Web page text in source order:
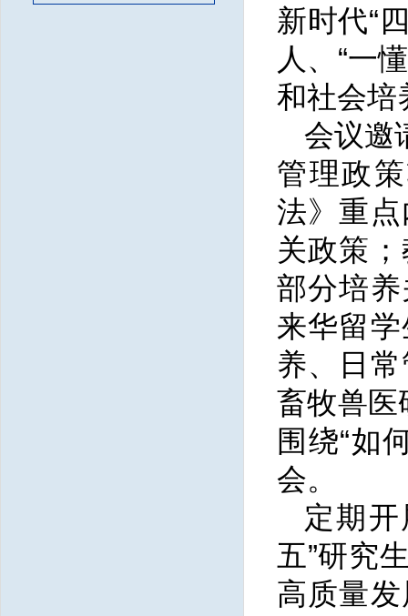
新时代“
人、“一
和社会培
会议邀
管理政
法》重
关政策
部分培
来华留
养、日
畜牧兽医
围绕“如
会。
定期
五”研究
高质量